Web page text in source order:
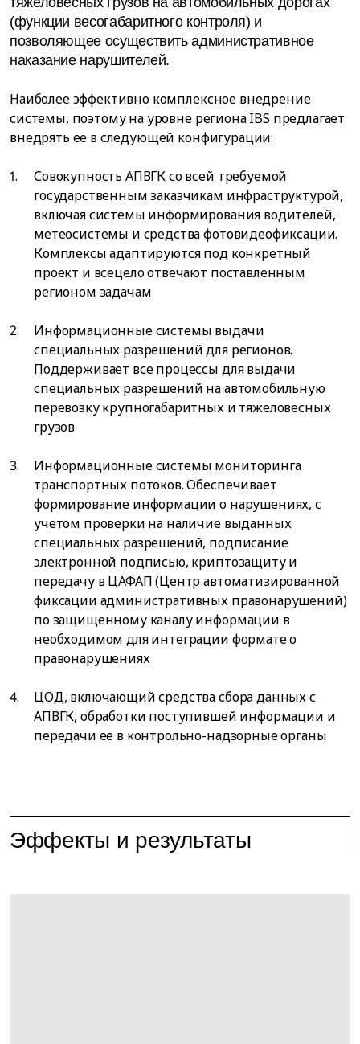
(функции весогабаритного контроля) и
позволяющее осуществить административное
наказание нарушителей.
Наиболее эффективно комплексное внедрение
системы, поэтому на уровне региона IBS предлагает
внедрять ее в следующей конфигурации:
Совокупность АПВГК со всей требуемой
государственным заказчикам инфраструктурой,
включая системы информирования водителей,
метеосистемы и средства фотовидеофиксации.
Комплексы адаптируются под конкретный
проект и всецело отвечают поставленным
регионом задачам
Информационные системы выдачи
специальных разрешений для регионов.
Поддерживает все процессы для выдачи
специальных разрешений на автомобильную
перевозку крупногабаритных и тяжеловесных
грузов
Информационные системы мониторинга
транспортных потоков. Обеспечивает
формирование информации о нарушениях, с
учетом проверки на наличие выданных
специальных разрешений, подписание
электронной подписью, криптозащиту и
передачу в ЦАФАП (Центр автоматизированной
фиксации административных правонарушений)
по защищенному каналу информации в
необходимом для интеграции формате о
правонарушениях
ЦОД, включающий средства сбора данных с
АПВГК, обработки поступившей информации и
передачи ее в контрольно-надзорные органы
Эффекты и результаты